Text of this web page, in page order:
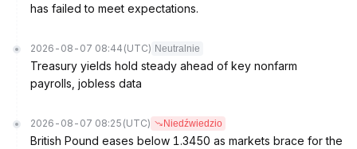
has failed to meet expectations.
2026-08-07 08:44 (UTC) Neutralnie
Treasury yields hold steady ahead of key nonfarm
payrolls, jobless data
2026-08-07 08:25 (UTC) Niedźwiedzio
British Pound eases below 1.3450 as markets brace for the